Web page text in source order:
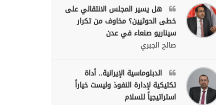
هل يسير المجلس الانتقالي على
خطى الحوثيين؟ مخاوف من تكرار
سيناريو صنعاء في عدن
صالح الجبري
الدبلوماسية الإيرانية.. أداة
تكتيكية لإدارة النفوذ وليست خياراً
استراتيجياً للسلام